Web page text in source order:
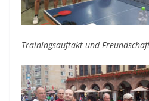
Trainingsauftakt und